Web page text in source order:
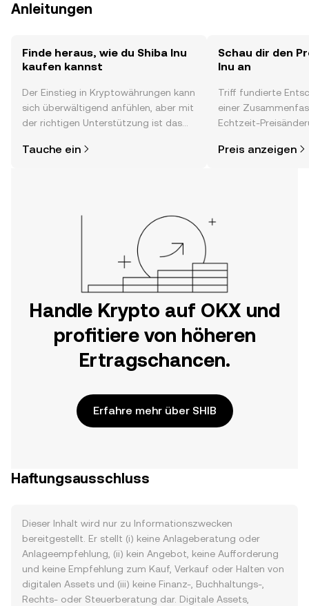
Anleitungen
Finde heraus, wie du Shiba Inu
kaufen kannst
Der Einstieg in Kryptowährungen kann
sich überwältigend anfühlen, aber mit
der richtigen Unterstützung ist das
direkt in der OKX-App oder hier im
Tauche ein
Schau dir den
Inu an
Triff fundierte
einer
Echtzeit-
Neuigkeiten und
Preis anzeigen
Handle Krypto auf OKX und
profitiere von höheren
Ertragschancen.
Erfahre mehr über SHIB
Haftungsausschluss
Dieser Inhalt wird nur zu Informationszwecken
bereitgestellt. Er stellt (i) keine Anlageberatung oder
Anlageempfehlung, (ii) kein Angebot, keine Aufforderung
und keine Empfehlung zum Kauf, Verkauf oder Halten von
digitalen Assets und (iii) keine Finanz-, Buchhaltungs-,
Rechts- oder Steuerberatung dar. Digitale Assets,